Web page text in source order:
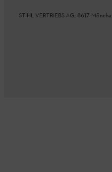
STIHL VERTRIEBS AG, 8617